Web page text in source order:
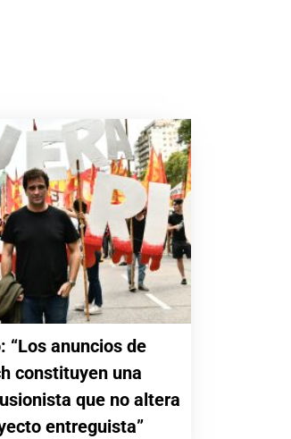
“Los anuncios de
constituyen una
que no altera
entreguista”